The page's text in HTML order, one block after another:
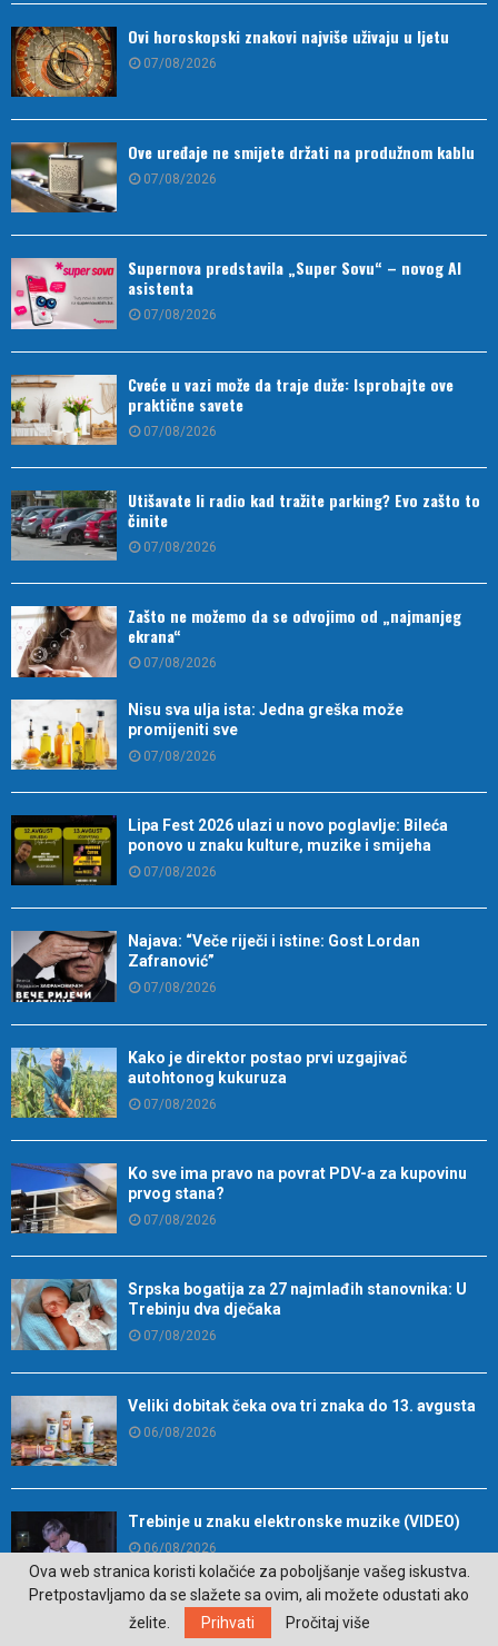
Ovi horoskopski znakovi najviše uživaju u ljetu
07/08/2026
Ove uređaje ne smijete držati na produžnom kablu
07/08/2026
Supernova predstavila „Super Sovu“ – novog AI
asistenta
07/08/2026
Cveće u vazi može da traje duže: Isprobajte ove
praktične savete
07/08/2026
Utišavate li radio kad tražite parking? Evo zašto to
činite
07/08/2026
Zašto ne možemo da se odvojimo od „najmanjeg
ekrana“
07/08/2026
Nisu sva ulja ista: Jedna greška može
promijeniti sve
07/08/2026
Lipa Fest 2026 ulazi u novo poglavlje: Bileća
ponovo u znaku kulture, muzike i smijeha
07/08/2026
Najava: “Veče riječi i istine: Gost Lordan
Zafranović”
07/08/2026
Kako je direktor postao prvi uzgajivač
autohtonog kukuruza
07/08/2026
Ko sve ima pravo na povrat PDV-a za kupovinu
prvog stana?
07/08/2026
Srpska bogatija za 27 najmlađih stanovnika: U
Trebinju dva dječaka
07/08/2026
Veliki dobitak čeka ova tri znaka do 13. avgusta
06/08/2026
Trebinje u znaku elektronske muzike (VIDEO)
06/08/2026
Namirnica koja je idealna za zdravlje mozga
Ova web stranica koristi kolačiće za poboljšanje vašeg iskustva.
Pretpostavljamo da se slažete sa ovim, ali možete odustati ako
želite.
Prihvati Pročitaj više